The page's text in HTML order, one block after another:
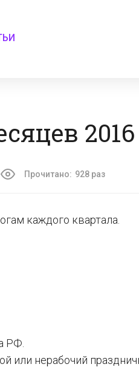
2016
Прочитано: 928 раз
каждого квартала.
РФ.
или нерабочий